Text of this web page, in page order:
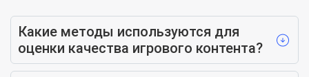
Какие методы используются для
оценки качества игрового контента?